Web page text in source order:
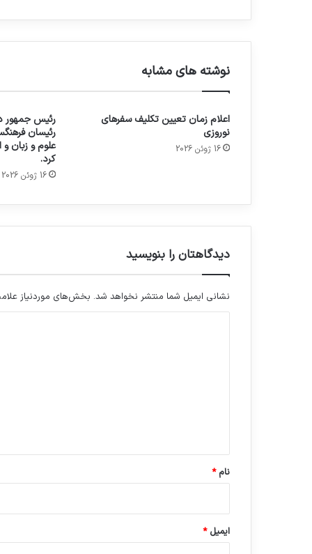
نوشته های مشابه
اعلام زمان تعیین تکلیف سفرهای
نوروزی
16 ژوئن 2026
رئیس جمهور
رئیسان
علوم و زبان
کرد.
16 ژوئن 2026
دیدگاهتان را بنویسید
نشانی ایمیل شما منتشر نخواهد شد. بخش‌های موردنیاز
نام*
ایمیل*